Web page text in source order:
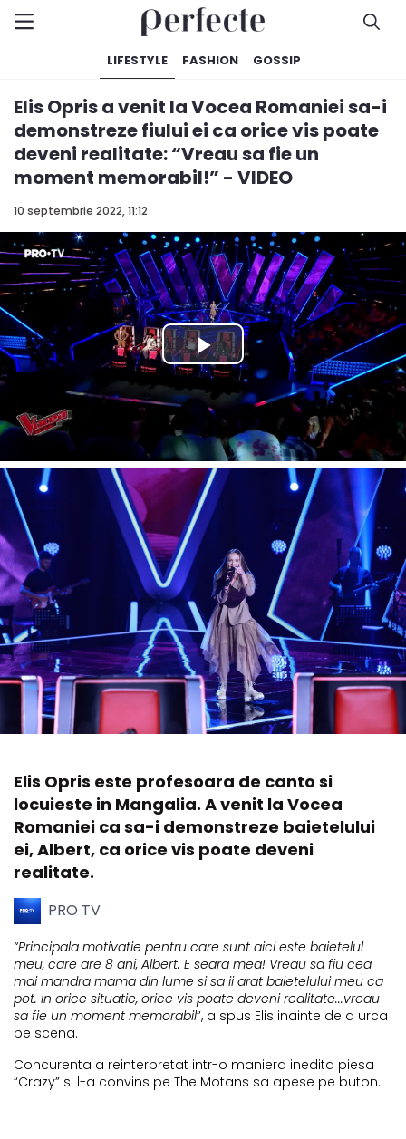
LIFESTYLE FASHION GOSSIP
10 septembrie 2022, 11:12
Elis Opris a venit la Vocea Romaniei sa-i
demonstreze fiului ei ca orice vis poate
deveni realitate: “Vreau sa fie un
moment memorabil!” - VIDEO
Elis Opris este profesoara de canto si
locuieste in Mangalia. A venit la Vocea
Romaniei ca sa-i demonstreze baietelului
ei, Albert, ca orice vis poate deveni
realitate.
PRO TV
“Principala motivatie pentru care sunt aici este baietelul
meu, care are 8 ani, Albert. E seara mea! Vreau sa fiu cea
mai mandra mama din lume si sa ii arat baietelului meu ca
pot. In orice situatie, orice vis poate deveni realitate...vreau
sa fie un moment memorabil”, a spus Elis inainte de a urca
pe scena.
Concurenta a reinterpretat intr-o maniera inedita piesa
“Crazy” si l-a convins pe The Motans sa apese pe buton.